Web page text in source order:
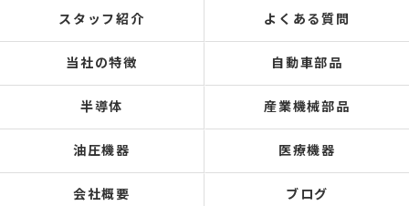
スタッフ紹介 よくある質問
当社の特徴 自動車部品
半導体 産業機械部品
油圧機器 医療機器
会社概要 ブログ